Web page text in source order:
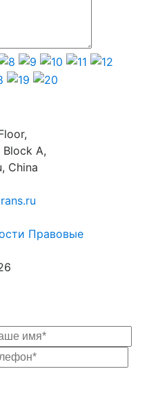
Block A,
China
Правовые